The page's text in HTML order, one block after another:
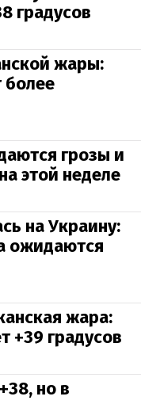
градусов
жары:
более
грозы и
этой неделе
на Украину:
ожидаются
жара:
+39 градусов
но в